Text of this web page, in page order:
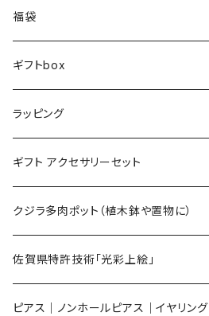
福袋
ギフトbox
Lサイズ
Mサイズ
Sサイズ
ラッピング
ギフト アクセサリーセット
flower
メンズ ギフトセット
クジラ多肉ポット（植木鉢や置物に）
佐賀県特許技術「光彩上絵」
ピアス
ピアス｜ノンホールピアス｜イヤリング